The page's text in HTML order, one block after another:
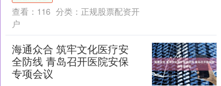
查看： 116 分类： 正规股票配资开
户
海通众合 筑牢文化医疗安
全防线 青岛召开医院安保
专项会议